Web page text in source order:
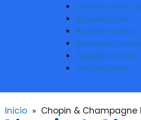
Eventos en tu
Experiencias
Buscar vuelos
Reservar
Alquilar coche
Ver Destinos
Inicio » Chopin & Champagne